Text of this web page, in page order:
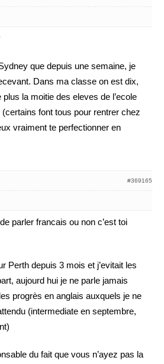
que depuis une semaine, je
Dans ma classe on est dix,
la moitie des eleves de l’ecole
font tous pour rentrer chez
vraiment te perfectionner en
#369165
parler francais ou non c’est toi
Perth depuis 3 mois et j’evitait les
aujourd hui je ne parle jamais
progrès en anglais auxquels je ne
(intermediate en septembre,
du fait que vous n’ayez pas la